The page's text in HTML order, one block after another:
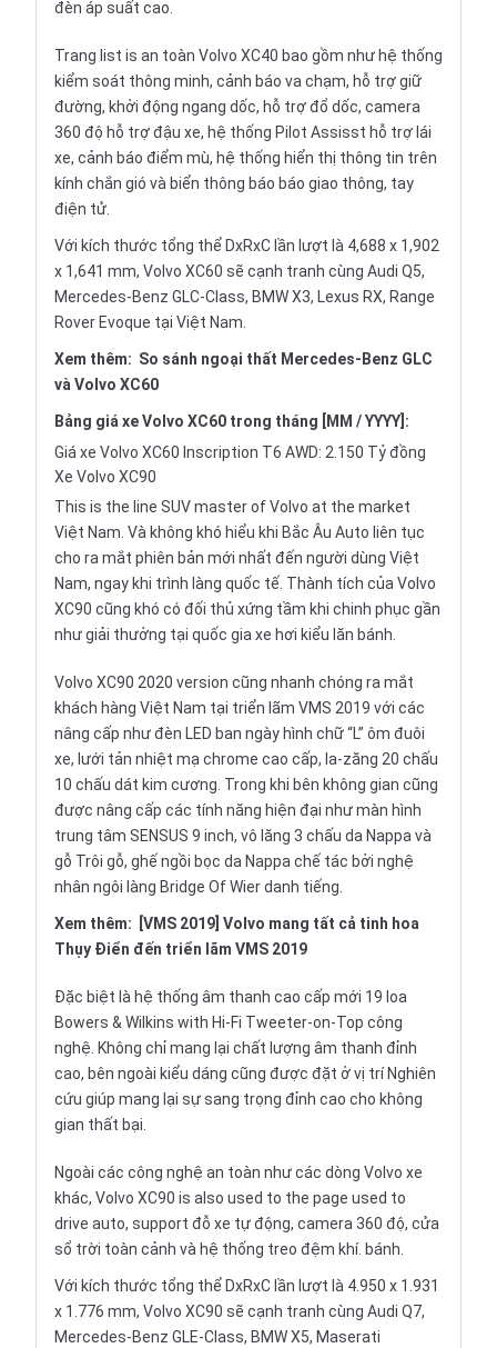
đèn áp suất cao.
Trang list is an toàn Volvo XC40 bao gồm như hệ thống
kiểm soát thông minh, cảnh báo va chạm, hỗ trợ giữ
đường, khởi động ngang dốc, hỗ trợ đổ dốc, camera
360 độ hỗ trợ đậu xe, hệ thống Pilot Assisst hỗ trợ lái
xe, cảnh báo điểm mù, hệ thống hiển thị thông tin trên
kính chắn gió và biển thông báo báo giao thông, tay
điện tử.
Với kích thước tổng thể DxRxC lần lượt là 4,688 x 1,902
x 1,641 mm, Volvo XC60 sẽ cạnh tranh cùng Audi Q5,
Mercedes-Benz GLC-Class, BMW X3, Lexus RX, Range
Rover Evoque tại Việt Nam.
Xem thêm: So sánh ngoại thất Mercedes-Benz GLC
và Volvo XC60
Bảng giá xe Volvo XC60 trong tháng [MM / YYYY]:
Giá xe Volvo XC60 Inscription T6 AWD: 2.150 Tỷ đồng
Xe Volvo XC90
This is the line SUV master of Volvo at the market
Việt Nam. Và không khó hiểu khi Bắc Âu Auto liên tục
cho ra mắt phiên bản mới nhất đến người dùng Việt
Nam, ngay khi trình làng quốc tế. Thành tích của Volvo
XC90 cũng khó có đối thủ xứng tầm khi chinh phục gần
như giải thưởng tại quốc gia xe hơi kiểu lăn bánh.
Volvo XC90 2020 version cũng nhanh chóng ra mắt
khách hàng Việt Nam tại triển lãm VMS 2019 với các
nâng cấp như đèn LED ban ngày hình chữ “L” ôm đuôi
xe, lưới tản nhiệt mạ chrome cao cấp, la-zăng 20 chấu
10 chấu dát kim cương. Trong khi bên không gian cũng
được nâng cấp các tính năng hiện đại như màn hình
trung tâm SENSUS 9 inch, vô lăng 3 chấu da Nappa và
gỗ Trôi gỗ, ghế ngồi bọc da Nappa chế tác bởi nghệ
nhân ngôi làng Bridge Of Wier danh tiếng.
Xem thêm:
[VMS 2019] Volvo mang tất cả tinh hoa
Thụy Điển đến triển lãm VMS 2019
Đặc biệt là hệ thống âm thanh cao cấp mới 19 loa
Bowers & Wilkins with Hi-Fi Tweeter-on-Top công
nghệ. Không chỉ mang lại chất lượng âm thanh đỉnh
cao, bên ngoài kiểu dáng cũng được đặt ở vị trí Nghiên
cứu giúp mang lại sự sang trọng đỉnh cao cho không
gian thất bại.
Ngoài các công nghệ an toàn như các dòng Volvo xe
khác, Volvo XC90 is also used to the page used to
drive auto, support đỗ xe tự động, camera 360 độ, cửa
sổ trời toàn cảnh và hệ thống treo đệm khí. bánh.
Với kích thước tổng thể DxRxC lần lượt là 4.950 x 1.931
x 1.776 mm, Volvo XC90 sẽ cạnh tranh cùng Audi Q7,
Mercedes-Benz GLE-Class, BMW X5, Maserati